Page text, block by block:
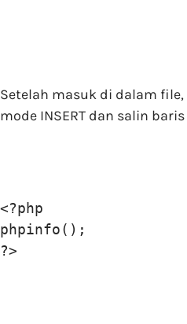
Setelah masuk di dalam
mode INSERT dan salin
<?php
phpinfo();
?>